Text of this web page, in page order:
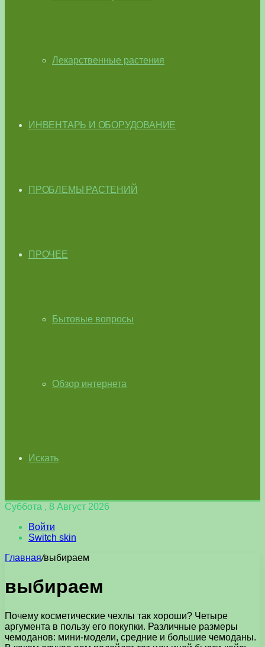
Лекарственные растения
ИНВЕНТАРЬ И ОБОРУДОВАНИЕ
ПРОБЛЕМЫ РАСТЕНИЙ
ПРОЧЕЕ
Бытовые вопросы
Обзор интернета
Искать
Суббота , 8 Август 2026
Войти
Switch skin
Главная/выбираем
выбираем
Почему косметические чехлы так хороши? Четыре
аргумента в пользу его покупки. Различные размеры
чемоданов: мини-модели, средние и большие чемоданы.